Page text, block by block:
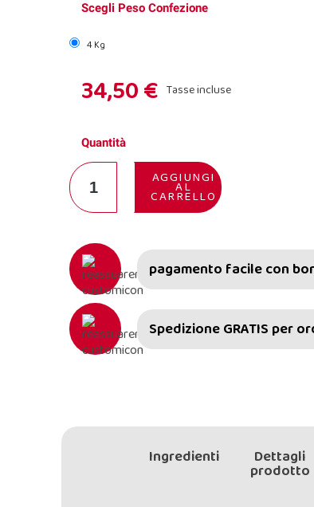
Scegli Peso Confezione
4 Kg
34,50 € Tasse incluse
Quantità
AGGIUNGI
AL
CARRELLO
pagamento facile con
Spedizione GRATIS per
Ingredienti Dettagli
prodotto